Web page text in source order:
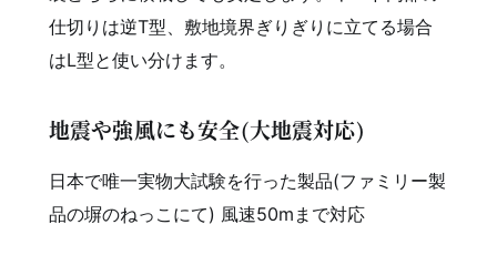
仕切りは逆T型、敷地境界ぎりぎりに立てる場合
はL型と使い分けます。
地震や強風にも安全(大地震対応)
日本で唯一実物大試験を行った製品(ファミリー製
品の塀のねっこにて) 風速50mまで対応